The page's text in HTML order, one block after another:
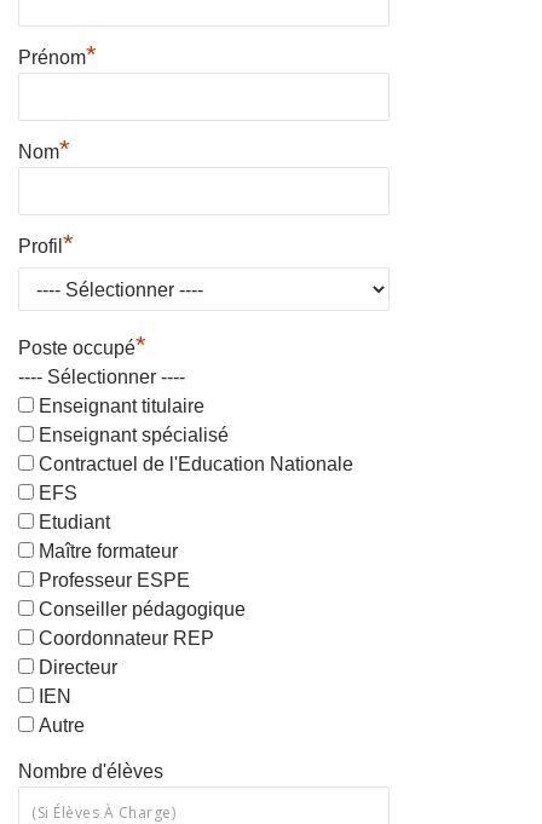
Prénom*
Nom*
Profil *
Poste occupé*
---- Sélectionner ----
Enseignant titulaire
Enseignant spécialisé
Contractuel de l'Education Nationale
EFS
Etudiant
Maître formateur
Professeur ESPE
Conseiller pédagogique
Coordonnateur REP
Directeur
IEN
Autre
Nombre d'élèves